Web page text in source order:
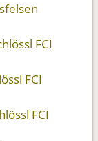
FCI
FCI
FCI